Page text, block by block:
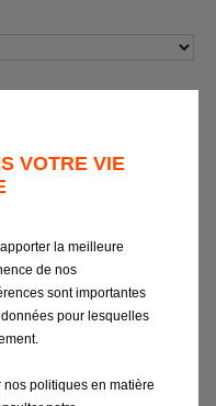
des
notre service
VOTRE VIE
la meilleure
de nos
sont importantes
pour lesquelles
politiques en matière